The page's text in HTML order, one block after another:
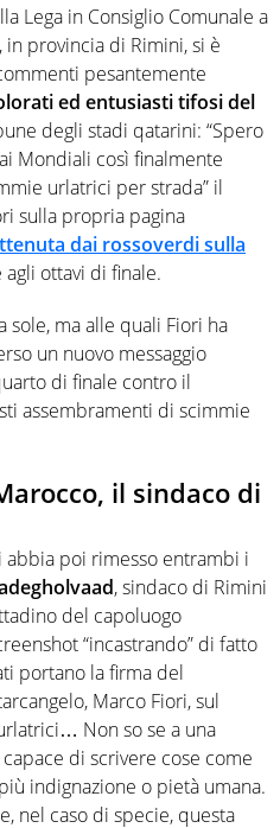
Lega in Consiglio Comunale a
, in provincia di Rimini, si è
pesantemente
ed entusiasti tifosi del
degli stadi qatarini: “Spero
Mondiali così finalmente
urlatrici per strada” il
sulla propria pagina
dai rossoverdi sulla
ottavi di finale.
sole, ma alle quali Fiori ha
un nuovo messaggio
di finale contro il
assembramenti di scimmie
il sindaco di
abbia poi rimesso entrambi i
, sindaco di Rimini
del capoluogo
“incastrando” di fatto
portano la firma del
Marco Fiori, sul
Non so se a una
di scrivere cose come
indignazione o pietà umana.
nel caso di specie, questa